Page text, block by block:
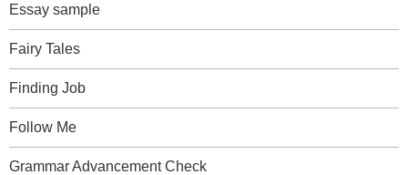
Essay sample
Fairy Tales
Finding Job
Follow Me
Grammar Advancement Check